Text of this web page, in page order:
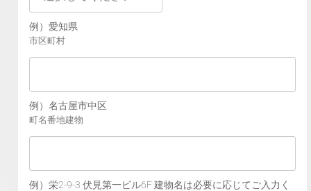
例）愛知県
市区町村
例）名古屋市中区
町名番地建物
例）栄2-9-3 伏見第一ビル6F 建物名は必要に応じてご入力く